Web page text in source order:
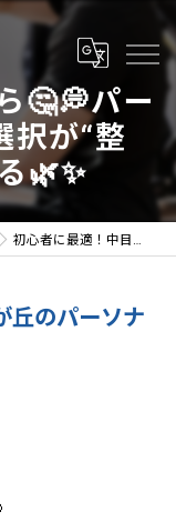
🤔💭パー
択が“整
🌿✨
初心者に最適！中目黒・自由が丘のパーソナルトレーニング効果
丘のパーソナ